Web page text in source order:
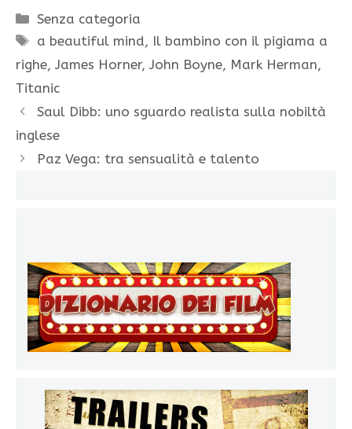
Categorie
Senza categoria
Tag
a beautiful mind, Il bambino con il pigiama a
righe, James Horner, John Boyne, Mark Herman,
Titanic
Saul Dibb: uno sguardo realista sulla nobiltà
inglese
Paz Vega: tra sensualità e talento